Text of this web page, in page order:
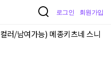
로그인 회원가입